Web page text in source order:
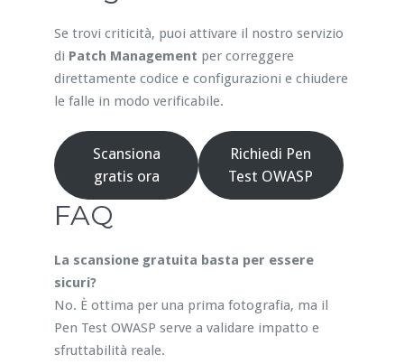
Se trovi criticità, puoi attivare il nostro servizio
di Patch Management per correggere
direttamente codice e configurazioni e chiudere
le falle in modo verificabile.
Scansiona
gratis ora
Richiedi Pen
Test OWASP
FAQ
La scansione gratuita basta per essere
sicuri?
No. È ottima per una prima fotografia, ma il
Pen Test OWASP serve a validare impatto e
sfruttabilità reale.